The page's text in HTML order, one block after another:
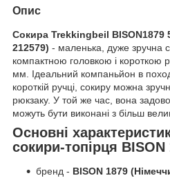
Опис
Сокира Trekkingbeil BISON1879
212579) - маленька, дуже зручна
компактною головкою і короткою
мм. Ідеальний компаньйон в
короткій ручці, сокиру можна
рюкзаку. У той же час, вона
можуть бути виконані з більш
Основні
сокири-топірця
бренд - BISON 1879